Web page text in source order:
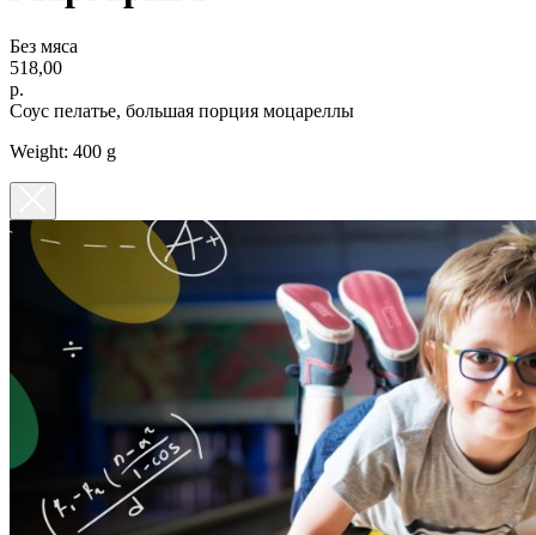
Без мяса
518,00
р.
Cоус пелатье, большая порция моцареллы
Weight: 400 g